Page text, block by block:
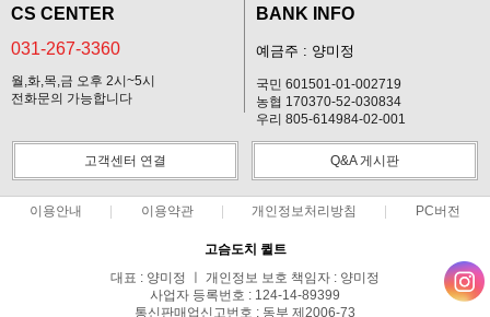
CS CENTER
031-267-3360
월,화,목,금 오후 2시~5시
전화문의 가능합니다
BANK INFO
예금주 : 양미정
국민 601501-01-002719
농협 170370-52-030834
우리 805-614984-02-001
고객센터 연결 Q&A 게시판
이용안내 이용약관 개인정보처리방침 PC버전
고슴도치 퀼트
대표 : 양미정 ㅣ 개인정보 보호 책임자 : 양미정
사업자 등록번호 : 124-14-89399
통신판매업신고번호 : 동부 제2006-73